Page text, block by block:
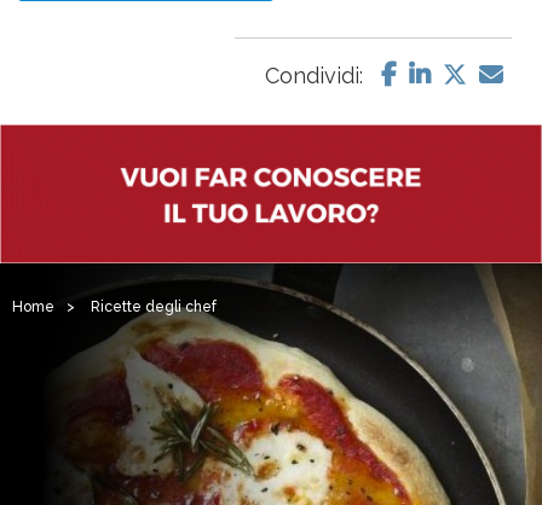
Condividi:
Home > Ricette degli chef